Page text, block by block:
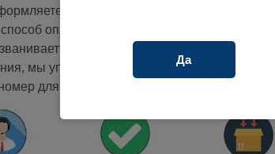
заказ на сайте.
оплаты -
вам и подтверждает заказ.
мы упакуем и отправим ваш заказ.
для отслеживания вашего заказа.
Да